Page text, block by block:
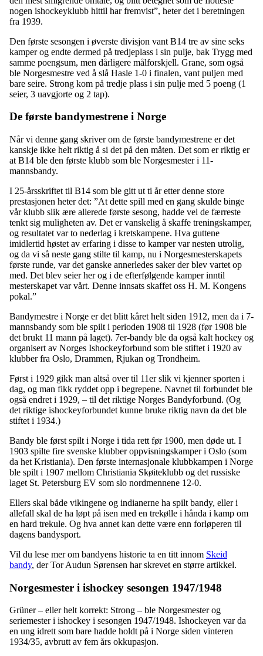
nogen ishockeyklubb hittil har fremvist”, heter det i beretningen
fra 1939.
Den første sesongen i øverste divisjon vant B14 tre av sine seks
kamper og endte dermed på tredjeplass i sin pulje, bak Trygg med
samme poengsum, men dårligere målforskjell. Grane, som også
ble Norgesmestre ved å slå Hasle 1-0 i finalen, vant puljen med
bare seire. Strong kom på tredje plass i sin pulje med 5 poeng (1
seier, 3 uavgjorte og 2 tap).
De første bandymestrene i Norge
Når vi denne gang skriver om de første bandymestrene er det
kanskje ikke helt riktig å si det på den måten. Det som er riktig er
at B14 ble den første klubb som ble Norgesmester i 11-
mannsbandy.
I 25-årsskriftet til B14 som ble gitt ut ti år etter denne store
prestasjonen heter det: ”At dette spill med en gang skulde binge
vår klubb slik ære allerede første sesong, hadde vel de færreste
tenkt sig muligheten av. Det er vanskelig å skaffe treningskamper,
og resultatet var to nederlag i kretskampene. Hva guttene
imidlertid høstet av erfaring i disse to kamper var nesten utrolig,
og da vi så neste gang stilte til kamp, nu i Norgesmesterskapets
første runde, var det ganske annerledes saker der blev vartet op
med. Det blev seier her og i de efterfølgende kamper inntil
mesterskapet var vårt. Denne innsats skaffet oss H. M. Kongens
pokal.”
Bandymestre i Norge er det blitt kåret helt siden 1912, men da i 7-
mannsbandy som ble spilt i perioden 1908 til 1928 (før 1908 ble
det brukt 11 mann på laget). 7er-bandy ble da også kalt hockey og
organisert av Norges Ishockeyforbund som ble stiftet i 1920 av
klubber fra Oslo, Drammen, Rjukan og Trondheim.
Først i 1929 gikk man altså over til 11er slik vi kjenner sporten i
dag, og man fikk ryddet opp i begrepene. Navnet til forbundet ble
også endret i 1929, – til det riktige Norges Bandyforbund. (Og
det riktige ishockeyforbundet kunne bruke riktig navn da det ble
stiftet i 1934.)
Bandy ble først spilt i Norge i tida rett før 1900, men døde ut. I
1903 spilte fire svenske klubber oppvisningskamper i Oslo (som
da het Kristiania). Den første internasjonale klubbkampen i Norge
ble spilt i 1907 mellom Christiania Skøiteklubb og det russiske
laget St. Petersburg EV som slo nordmennene 12-0.
Ellers skal både vikingene og indianerne ha spilt bandy, eller i
allefall skal de ha løpt på isen med en trekølle i hånda i kamp om
en hard trekule. Og hva annet kan dette være enn forløperen til
dagens bandysport.
Vil du lese mer om bandyens historie ta en titt innom Skeid
bandy, der Tor Audun Sørensen har skrevet en større artikkel.
Norgesmester i ishockey sesongen 1947/1948
Grüner – eller helt korrekt: Strong – ble Norgesmester og
seriemester i ishockey i sesongen 1947/1948. Ishockeyen var da
en ung idrett som bare hadde holdt på i Norge siden vinteren
1934/35, avbrutt av fem års okkupasjon.